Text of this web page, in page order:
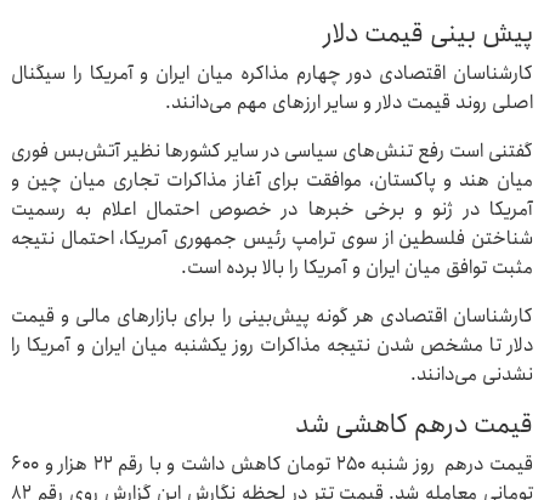
پیش بینی قیمت دلار
کارشناسان اقتصادی دور چهارم مذاکره میان ایران و آمریکا را سیگنال
اصلی روند قیمت دلار و سایر ارزهای مهم می‌دانند.
گفتنی است رفع تنش‌های سیاسی در سایر کشورها نظیر آتش‌بس فوری
میان هند و پاکستان، موافقت برای آغاز مذاکرات تجاری میان چین و
آمریکا در ژنو و برخی خبرها در خصوص احتمال اعلام به رسمیت
شناختن فلسطین از سوی ترامپ رئیس جمهوری آمریکا، احتمال نتیجه
مثبت توافق میان ایران و آمریکا را بالا برده است.
کارشناسان اقتصادی هر گونه پیش‌بینی را برای بازارهای مالی و قیمت
دلار تا مشخص شدن نتیجه مذاکرات روز یکشنبه میان ایران و آمریکا را
نشدنی می‌دانند.
قیمت درهم کاهشی شد
قیمت درهم روز شنبه ۲۵۰ تومان کاهش داشت و با رقم ۲۲ هزار و ۶۰۰
تومانی معامله شد. قیمت تتر در لحظه نگارش این گزارش روی رقم ۸۲